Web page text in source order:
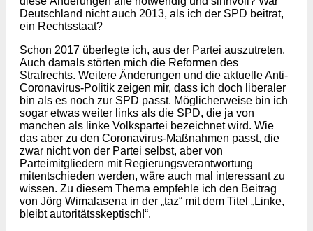
Deutschland nicht auch 2013, als ich der SPD beitrat,
ein Rechtsstaat?
Schon 2017 überlegte ich, aus der Partei auszutreten.
Auch damals störten mich die Reformen des
Strafrechts. Weitere Änderungen und die aktuelle Anti-
Coronavirus-Politik zeigen mir, dass ich doch liberaler
bin als es noch zur SPD passt. Möglicherweise bin ich
sogar etwas weiter links als die SPD, die ja von
manchen als linke Volkspartei bezeichnet wird. Wie
das aber zu den Coronavirus-Maßnahmen passt, die
zwar nicht von der Partei selbst, aber von
Parteimitgliedern mit Regierungsverantwortung
mitentschieden werden, wäre auch mal interessant zu
wissen. Zu diesem Thema empfehle ich den Beitrag
von Jörg Wimalasena in der „taz“ mit dem Titel „Linke,
bleibt autoritätsskeptisch!“.